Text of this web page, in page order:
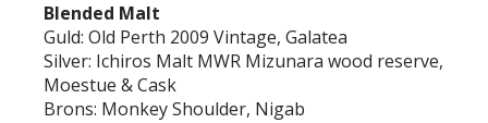
Blended Malt
Guld: Old Perth 2009 Vintage, Galatea
Silver: Ichiros Malt MWR Mizunara wood reserve,
Moestue & Cask
Brons: Monkey Shoulder, Nigab